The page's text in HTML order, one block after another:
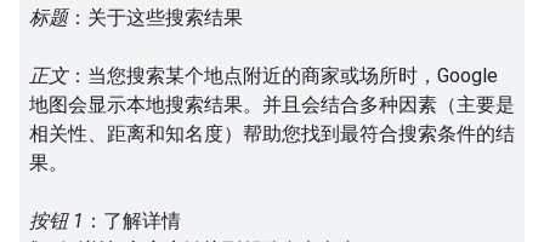
标题：关于这些搜索结果
正文：当您搜索某个地点附近的商家或场所时，Google
地图会显示本地搜索结果。并且会结合多种因素（主要是
相关性、距离和知名度）帮助您找到最符合搜索条件的结
果。
按钮 1 ：了解详情